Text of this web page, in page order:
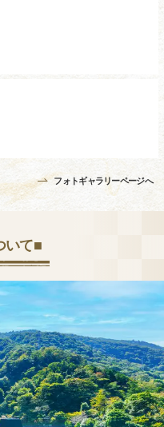
フォトギャラリーページへ
いて■